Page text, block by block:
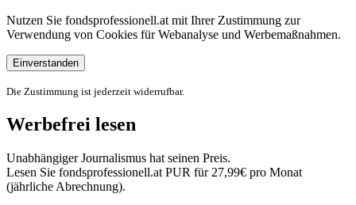
Nutzen Sie fondsprofessionell.at mit Ihrer Zustimmung zur
Verwendung von Cookies für Webanalyse und Werbemaßnahmen.
Einverstanden
Die Zustimmung ist jederzeit widerrufbar.
Werbefrei lesen
Unabhängiger Journalismus hat seinen Preis.
Lesen Sie fondsprofessionell.at PUR für 27,99€ pro Monat
(jährliche Abrechnung).